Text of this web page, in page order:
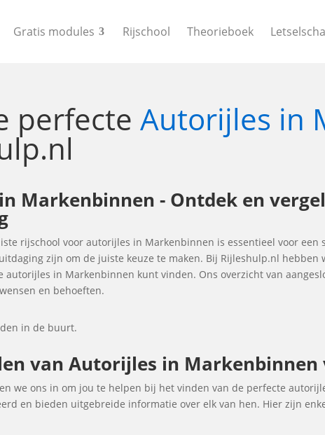
Gratis modules Rijschool Theorieboek
perfecteAutorijles in
Markenbinnen - Ontdek en
rijschool voor autorijles in Markenbinnen is essentieel voor
zijn om de juiste keuze te maken. Bij Rijleshulp.nl
autorijles in Markenbinnen kunt vinden. Ons overzicht van
en behoeften.
in de buurt.
van Autorijles in Markenbinnen
we ons in om jou te helpen bij het vinden van de perfecte
en bieden uitgebreide informatie over elk van hen. Hier zijn